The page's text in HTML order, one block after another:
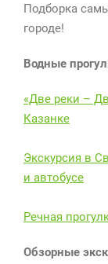
Подборка
городе!
Водные
«Две реки –
Казанке
Экскурсия в
и автобусе
Речная
Обзорные